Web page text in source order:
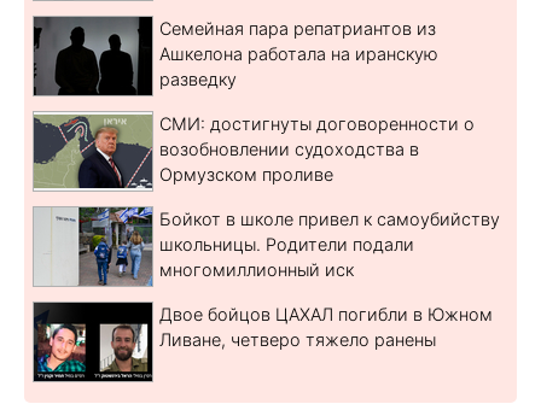
Семейная пара репатриантов из
Ашкелона работала на иранскую
разведку
СМИ: достигнуты договоренности о
возобновлении судоходства в
Ормузском проливе
Бойкот в школе привел к самоубийству
школьницы. Родители подали
многомиллионный иск
Двое бойцов ЦАХАЛ погибли в Южном
Ливане, четверо тяжело ранены